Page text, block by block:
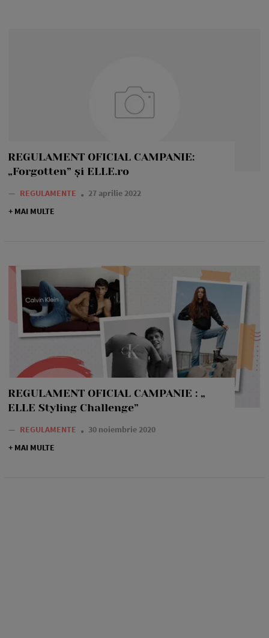
REGULAMENT OFICIAL CAMPANIE:
„Forgotten” și ELLE.ro
— REGULAMENTE
27 aprilie 2022
+ MAI MULTE
REGULAMENT OFICIAL CAMPANIE : „
ELLE Styling Challenge”
— REGULAMENTE
30 noiembrie 2020
+ MAI MULTE